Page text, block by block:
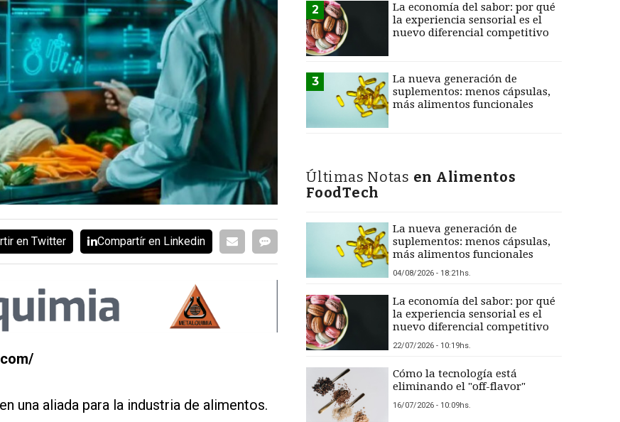
en Twitter Compartír en Linkedin
una aliada para la industria de alimentos.
2
La economía del sabor: por qué
la experiencia sensorial es el
nuevo diferencial competitivo
3
La nueva generación de
suplementos: menos cápsulas,
más alimentos funcionales
Últimas Notas en Alimentos
FoodTech
La nueva generación de
suplementos: menos cápsulas,
más alimentos funcionales
04/08/2026 - 18:21hs.
La economía del sabor: por qué
la experiencia sensorial es el
nuevo diferencial competitivo
22/07/2026 - 10:19hs.
Cómo la tecnología está
eliminando el "off-flavor"
16/07/2026 - 10:09hs.